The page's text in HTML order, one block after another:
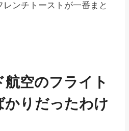
ンチトーストが一番まと
空のフライト
かりだったわけ